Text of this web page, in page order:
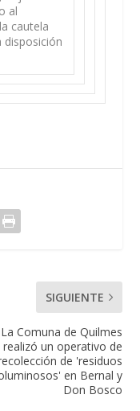
al
cautela
disposición
SIGUIENTE
La Comuna de Quilmes
realizó un operativo de
de 'residuos
en Bernal y
Don Bosco